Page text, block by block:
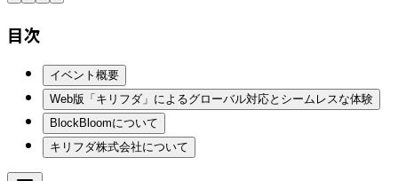
目次
イベント概要
Web版「キリフダ」によるグローバル対応とシームレスな体験
BlockBloomについて
キリフダ株式会社について